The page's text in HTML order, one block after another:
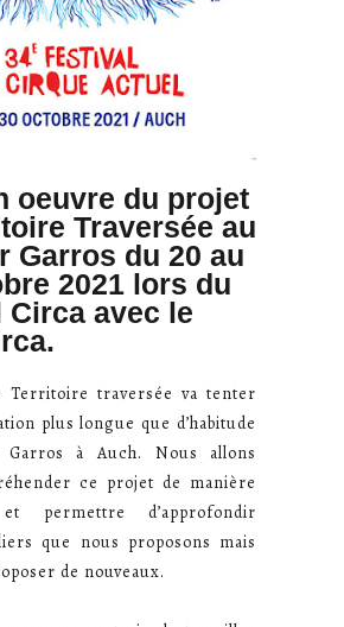
oeuvre du projet
Traversée au
Garros du 20 au
2021 lors du
Circa avec le
Territoire traversée va tenter
plus longue que d’habitude
à Auch. Nous allons
ce projet de manière
permettre d’approfondir
que nous proposons mais
de nouveaux.